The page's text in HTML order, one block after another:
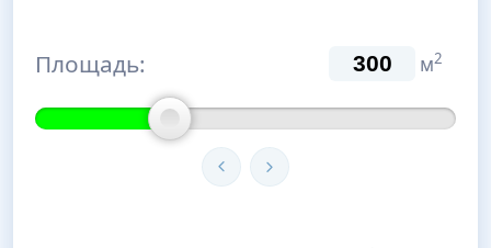
Площадь: м2